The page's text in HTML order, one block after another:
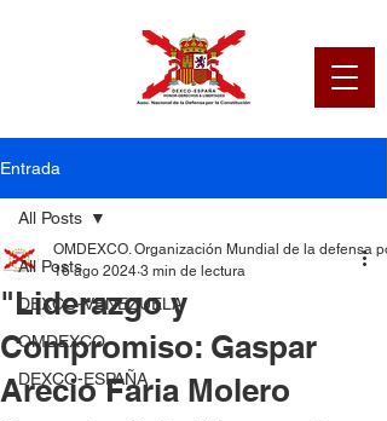
Entrada
All Posts
DEXCO-VENEZUELA
OMDEXCO
DEXCO-ESPAÑA
All Posts
"Liderazgo y
Compromiso: Gaspar
Arecio Faria Molero
OMDEXCO. Organización Mundial de la defensa
16 ago 2024 3 min de lectura